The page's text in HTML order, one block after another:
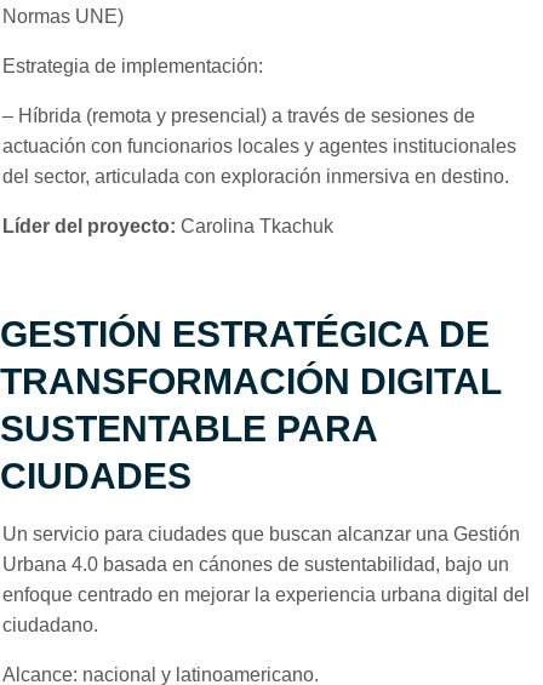
Normas UNE)
Estrategia de implementación:
– Híbrida (remota y presencial) a través de sesiones de
actuación con funcionarios locales y agentes institucionales
del sector, articulada con exploración inmersiva en destino.
Líder del proyecto: Carolina Tkachuk
GESTIÓN ESTRATÉGICA DE
TRANSFORMACIÓN DIGITAL
SUSTENTABLE PARA
CIUDADES
Un servicio para ciudades que buscan alcanzar una Gestión
Urbana 4.0 basada en cánones de sustentabilidad, bajo un
enfoque centrado en mejorar la experiencia urbana digital del
ciudadano.
Alcance: nacional y latinoamericano.